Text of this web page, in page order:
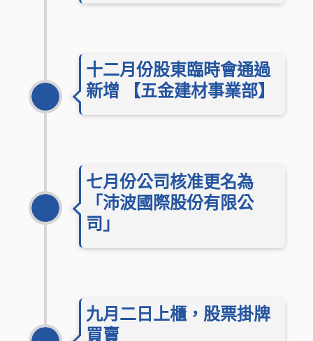
十二月份股東臨時會通過
新增 【五金建材事業部】
七月份公司核准更名為
「沛波國際股份有限公
司」
九月二日上櫃，股票掛牌
買賣